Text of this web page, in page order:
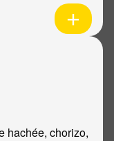
hachée, chorizo,